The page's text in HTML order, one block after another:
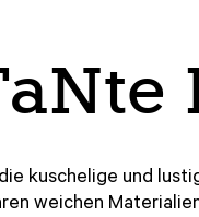
kuschelige und
weichen